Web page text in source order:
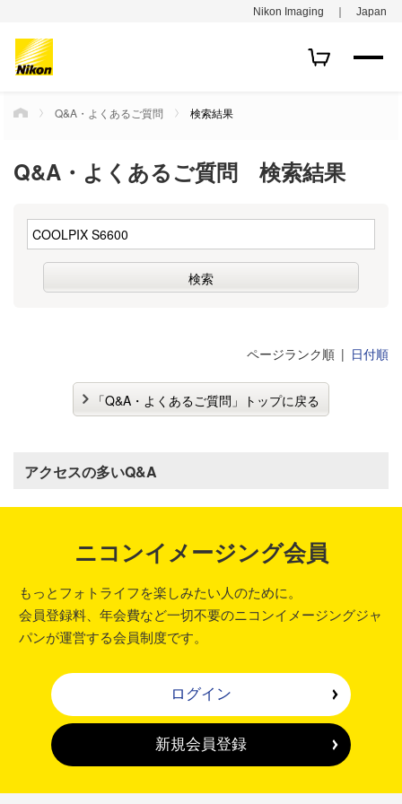
Nikon Imaging ｜ Japan
HOMEQ&A・よくあるご質問 検索結果
Q&A・よくあるご質問 検索結果
ページランク順 日付順
「Q&A・よくあるご質問」トップに戻る
アクセスの多いQ&A
ニコンイメージング会員
もっとフォトライフを楽しみたい人のために。
会員登録料、年会費など一切不要のニコンイメージングジャ
パンが運営する会員制度です。
ログイン
新規会員登録